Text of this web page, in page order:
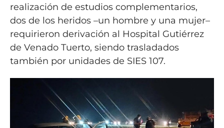
realización de estudios complementarios,
dos de los heridos –un hombre y una mujer–
requirieron derivación al Hospital Gutiérrez
de Venado Tuerto, siendo trasladados
también por unidades de SIES 107.